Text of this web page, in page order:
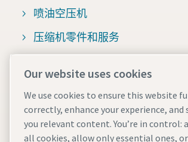
喷油空压机
压缩机零件和服务
空压机整机咨询
空压机售后与配件咨询
Our website uses cookies
We use cookies to ensure this website
correctly, enhance your experience, and
you relevant content. You’re in control:
all cookies, allow only essential ones, or